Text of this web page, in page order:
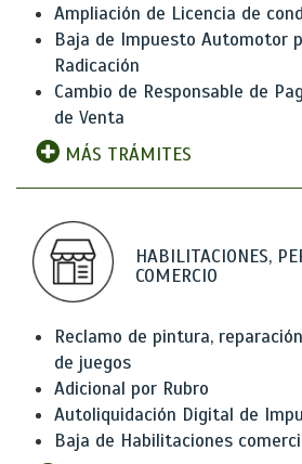
Ampliación de Licencia de
Baja de Impuesto Automotor
Radicación
Cambio de Responsable de
de Venta
MÁS TRÁMITES
HABILITACIONES,
COMERCIO
Reclamo de pintura,
de juegos
Adicional por Rubro
Autoliquidación Digital de
Baja de Habilitaciones